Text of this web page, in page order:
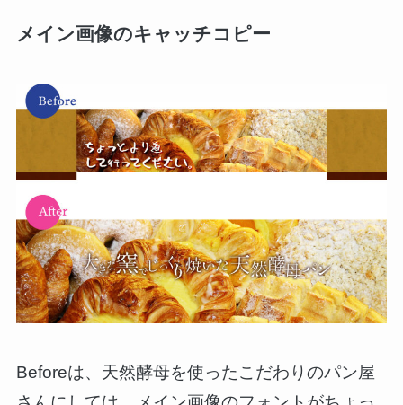
メイン画像のキャッチコピー
Beforeは、天然酵母を使ったこだわりのパン屋